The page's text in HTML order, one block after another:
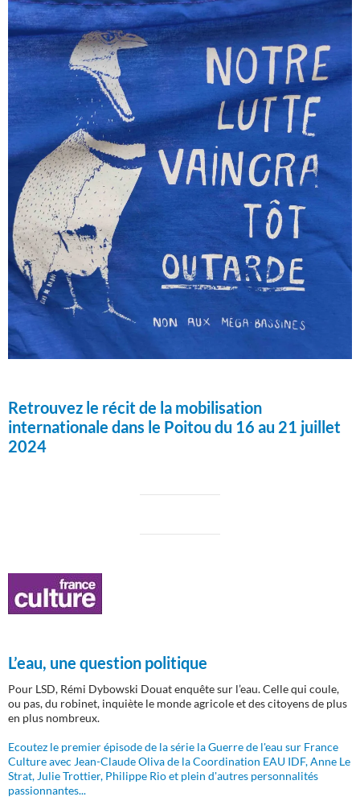
Retrouvez le récit de la mobilisation
internationale dans le Poitou du 16 au 21 juillet
2024
L’eau, une question politique
Pour LSD, Rémi Dybowski Douat enquête sur l’eau. Celle qui coule,
ou pas, du robinet, inquiète le monde agricole et des citoyens de plus
en plus nombreux.
Ecoutez le premier épisode de la série la Guerre de l'eau sur France
Culture avec Jean-Claude Oliva de la Coordination EAU IDF, Anne Le
Strat, Julie Trottier, Philippe Rio et plein d'autres personnalités
passionnantes...